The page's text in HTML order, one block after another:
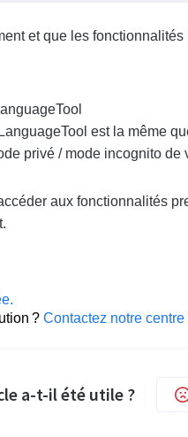
et que les
est la même
privé / mode incognito de
aux fonctionnalités
? Contactez notre centre
a-t-il été utile ?